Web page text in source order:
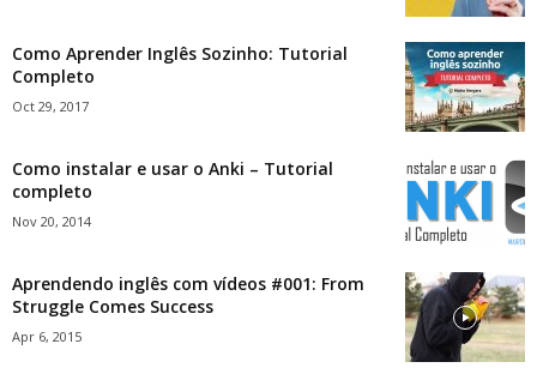
Como Aprender Inglês Sozinho: Tutorial
Completo
Oct 29, 2017
Como instalar e usar o Anki – Tutorial
completo
Nov 20, 2014
Aprendendo inglês com vídeos #001: From
Struggle Comes Success
Apr 6, 2015